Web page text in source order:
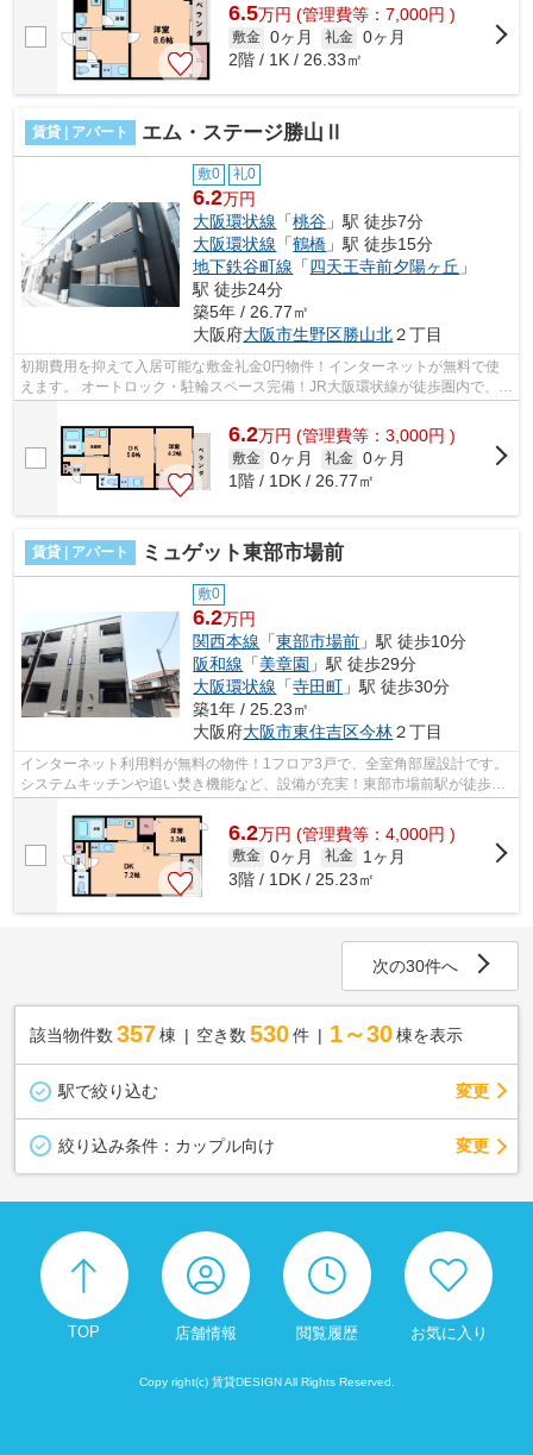
6.5万円 (管理費等：7,000円 )
敷金 0ヶ月 礼金 0ヶ月
2階 / 1K / 26.33㎡
賃貸 | アパート エム・ステージ勝山Ⅱ
敷0 礼0
6.2万円
大阪環状線 「桃谷 」駅 徒歩7分
大阪環状線 「鶴橋 」駅 徒歩15分
地下鉄谷町線 「四天王寺前夕陽ヶ丘 」
駅 徒歩24分
築5年 / 26.77㎡
大阪府大阪市生野区勝山北２丁目
初期費用を抑えて入居可能な敷金礼金0円物件！インターネットが無料で使
えます。 オートロック・駐輪スペース完備！JR大阪環状線が徒歩圏内で、通
勤通学に便利です。 ■□■□■□■□■□■□■□...
6.2万円 (管理費等：3,000円 )
敷金 0ヶ月 礼金 0ヶ月
1階 / 1DK / 26.77㎡
賃貸 | アパート ミュゲット東部市場前
敷0
6.2万円
関西本線 「東部市場前 」駅 徒歩10分
阪和線 「美章園 」駅 徒歩29分
大阪環状線 「寺田町 」駅 徒歩30分
築1年 / 25.23㎡
大阪府大阪市東住吉区今林２丁目
インターネット利用料が無料の物件！1フロア3戸で、全室角部屋設計です。
システムキッチンや追い焚き機能など、設備が充実！東部市場前駅が徒歩圏
6.2万円 (管理費等：4,000円 )
敷金 0ヶ月 礼金
1ヶ月
3階 / 1DK / 25.23㎡
次の30件へ
該当物件数 357棟 空き数 530 件 1～30 棟を表示
駅で絞り込む 変更
絞り込み条件： カップル向け 変更
TOP 店舗情報 閲覧履歴 お気に入り
Copy right(c) 賃貸DESIGN All Rights Reserved.